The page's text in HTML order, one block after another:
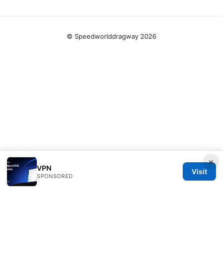
×
VPN
SPONSORED
Visit
© Speedworlddragway 2026